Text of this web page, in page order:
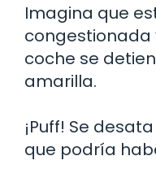
Imagina que
congestionada
coche se
amarilla.
¡Puff! Se
que podría